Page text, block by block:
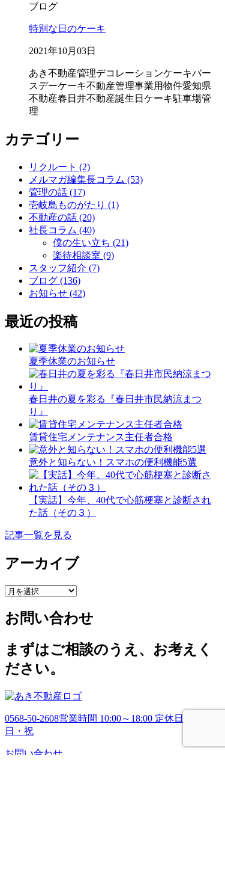
ブログ
特別な日のケーキ
2021年10月03日
あき不動産管理デコレーションケーキバー
スデーケーキ不動産管理事業用物件愛知県
不動産春日井不動産誕生日ケーキ駐車場管
理
カテゴリー
リクルート (2)
メルマガ編集長コラム (53)
管理の話 (17)
壱岐島ものがたり (1)
不動産の話 (20)
社長コラム (40)
僕の生い立ち (21)
楽待相談室 (9)
スタッフ紹介 (7)
ブログ (136)
お知らせ (42)
最近の投稿
夏季休業のお知らせ
春日井の夏を彩る『春日井市民納涼まつ
り』
賃貸住宅メンテナンス主任者合格
意外と知らない！スマホの便利機能5選
【実話】今年、40代で心筋梗塞と診断され
た話（その３）
記事一覧を見る
アーカイブ
ア
カ
イ
ブ
お問い合わせ
まずはご相談のうえ、お考えく
ださい。
0568-50-2608営業時間 10:00～18:00 定休日 土・
日・祝
お問い合わせ